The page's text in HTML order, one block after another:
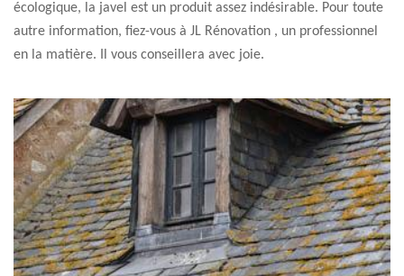
écologique, la javel est un produit assez indésirable. Pour toute
autre information, fiez-vous à JL Rénovation , un professionnel
en la matière. Il vous conseillera avec joie.